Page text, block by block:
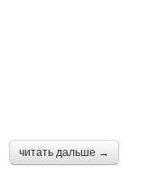
читать дальше →